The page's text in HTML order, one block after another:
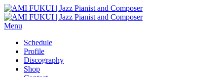
Menu
Schedule
Profile
Discography
Shop